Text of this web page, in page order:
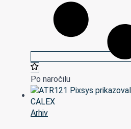
Po naročilu
Arhiv